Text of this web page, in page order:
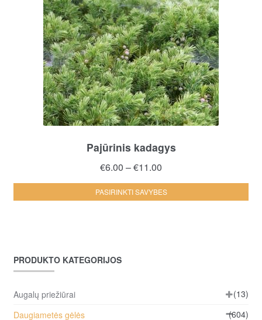
Pajūrinis kadagys
€6.00 –€11.00
range:
€6.00
PASIRINKTI SAVYBES
PRODUKTO KATEGORIJOS
Augalų priežiūrai
(13)
Daugiametės gėlės
(604)